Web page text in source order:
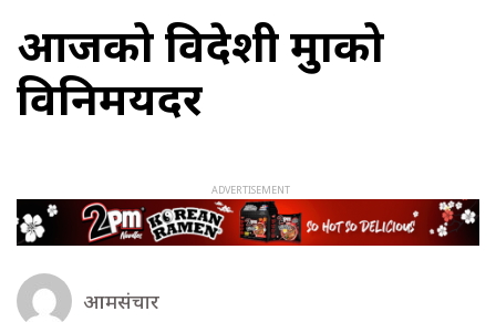
आजको विदेशी मुद्राको
विनिमयदर
आमसंचार